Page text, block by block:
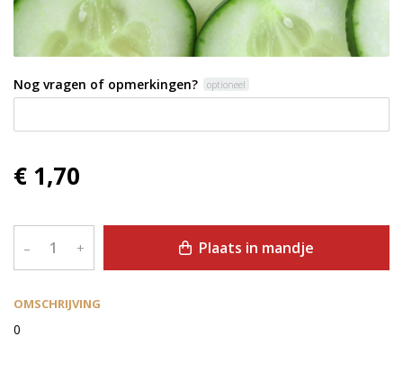
OMSCHRIJVING
0
Nog vragen of opmerkingen? optioneel
€ 1,70
– + Plaats in mandje